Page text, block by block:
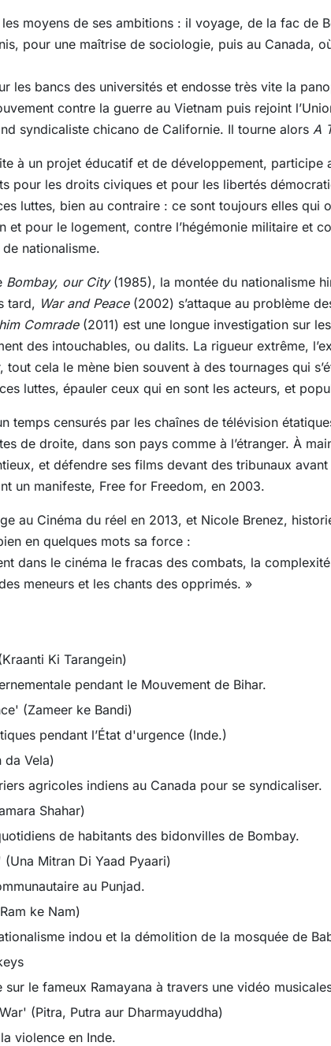
moyens de ses ambitions : il voyage, de la fac de
pour une maîtrise de sociologie, puis au Canada,
les bancs des universités et endosse très vite la
contre la guerre au Vietnam puis rejoint
syndicaliste chicano de Californie. Il tourne alors A
à un projet éducatif et de développement, participe
pour les droits civiques et pour les libertés
luttes, bien au contraire : ce sont toujours elles qui
et pour le logement, contre l’hégémonie militaire et
nationalisme.
Bombay, our City(1985), la montée du nationalisme
tard, War and Peace(2002) s’attaque au problème
Comrade(2011) est une longue investigation sur
des intouchables, ou dalits. La rigueur extrême,
tout cela le mène bien souvent à des tournages qui
luttes, épauler ceux qui en sont les acteurs, et
temps censurés par les chaînes de télévision
de droite, dans son pays comme à l’étranger. À
et défendre ses films devant des tribunaux
un manifeste, Free for Freedom, en 2003.
au Cinéma du réel en 2013, et Nicole Brenez,
en quelques mots sa force :
dans le cinéma le fracas des combats, la
meneurs et les chants des opprimés. »
Ki Tarangein)
pendant le Mouvement de Bihar.
(Zameer ke Bandi)
pendant l’État d'urgence (Inde.)
da Vela)
agricoles indiens au Canada pour se syndicaliser.
Shahar)
de habitants des bidonvilles de Bombay.
Mitran Di Yaad Pyaari)
au Punjad.
ke Nam)
indou et la démolition de la mosquée de
le fameux Ramayana à travers une vidéo
(Pitra, Putra aur Dharmayuddha)
violence en Inde.